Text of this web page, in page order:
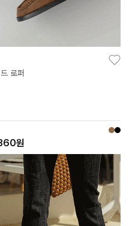
로퍼
원